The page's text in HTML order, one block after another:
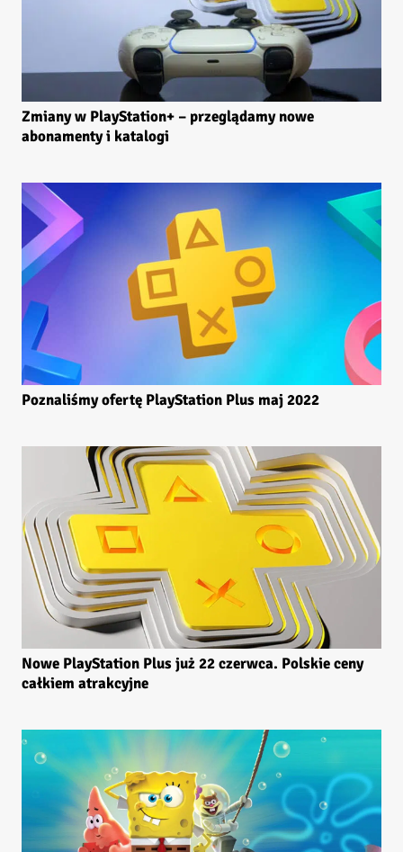
Zmiany w PlayStation+ – przeglądamy nowe
abonamenty i katalogi
Poznaliśmy ofertę PlayStation Plus maj 2022
Nowe PlayStation Plus już 22 czerwca. Polskie ceny
całkiem atrakcyjne